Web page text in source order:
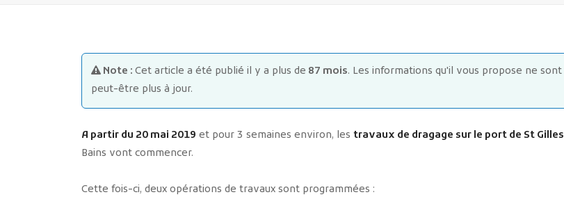
Note : Cet article a été publié il y a plus de 87 mois. Les informations qu'il vous propose ne sont
peut-être plus à jour.
A partir du 20 mai 2019 et pour 3 semaines environ, les travaux de dragage sur le port de St Gilles
Bains vont commencer.
Cette fois-ci, deux opérations de travaux sont programmées :